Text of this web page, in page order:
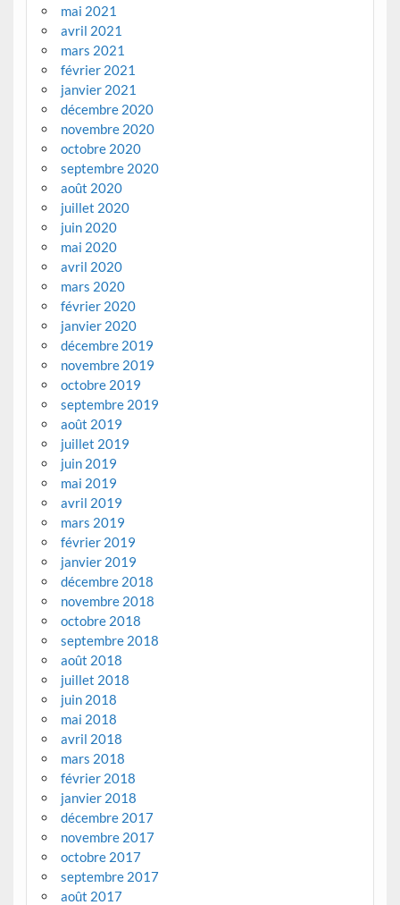
mai 2021
avril 2021
mars 2021
février 2021
janvier 2021
décembre 2020
novembre 2020
octobre 2020
septembre 2020
août 2020
juillet 2020
juin 2020
mai 2020
avril 2020
mars 2020
février 2020
janvier 2020
décembre 2019
novembre 2019
octobre 2019
septembre 2019
août 2019
juillet 2019
juin 2019
mai 2019
avril 2019
mars 2019
février 2019
janvier 2019
décembre 2018
novembre 2018
octobre 2018
septembre 2018
août 2018
juillet 2018
juin 2018
mai 2018
avril 2018
mars 2018
février 2018
janvier 2018
décembre 2017
novembre 2017
octobre 2017
septembre 2017
août 2017